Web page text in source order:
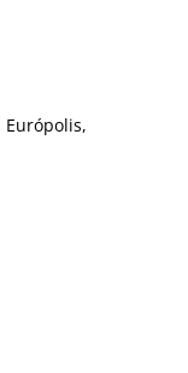
Európolis,